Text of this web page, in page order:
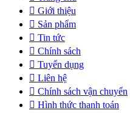
Giới thiệu
Sản phẩm
Tin tức
Chính sách
Tuyển dụng
Liên hệ
Chính sách vận chuyển
Hình thức thanh toán